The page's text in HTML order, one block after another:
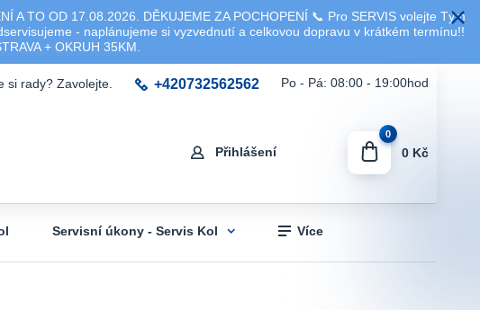
A TO OD 17.08.2026. DĚKUJEME ZA POCHOPENÍ 📞 Pro SERVIS volejte Tým
- naplánujeme si vyzvednutí a celkovou dopravu v krátkém termínu!!
+ OKRUH 35KM.
Přihlášení
si rady? Zavolejte. +420732562562 Po - Pá: 08:00 - 19:00hod
0
0 Kč
Servisní úkony - Servis Kol Více